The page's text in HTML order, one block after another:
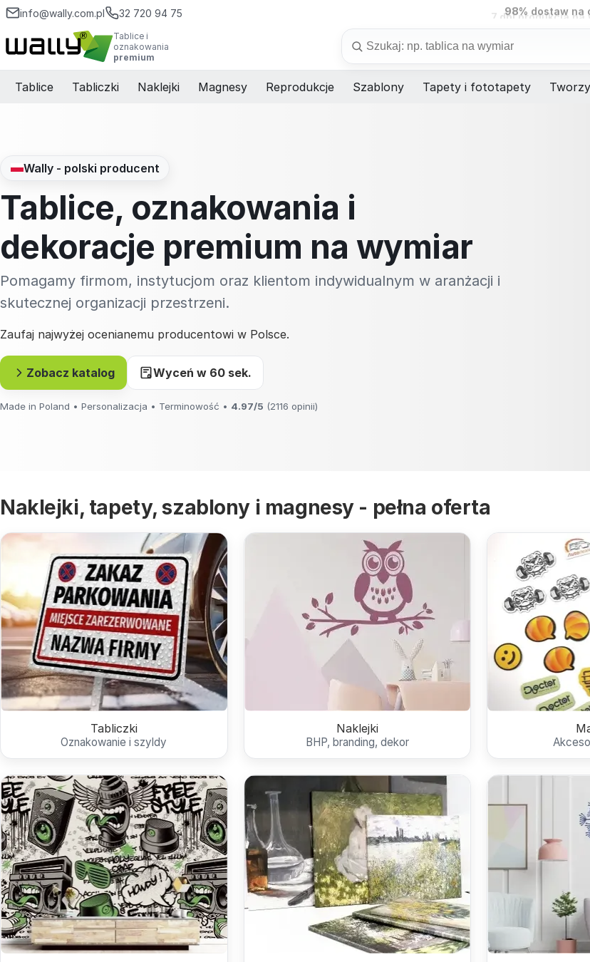
info@wally.com.pl 32 720 94 75 7 dniprodukcja na
Tablice i
oznakowania
premium
Tablice Tabliczki Naklejki Magnesy Reprodukcje Szablony Tapety i fototapety
Wally - polski producent
Tablice, oznakowania i
dekoracje premium na wymiar
Pomagamy firmom, instytucjom oraz klientom indywidualnym w aranżacji i
skutecznej organizacji przestrzeni.
Zaufaj najwyżej ocenianemu producentowi w Polsce.
Zobacz katalog Wyceń w 60 sek.
Made in Poland • Personalizacja • Terminowość • 4.97/5 (2116 opinii)
Naklejki, tapety, szablony i magnesy - pełna oferta
Tabliczki
Oznakowanie i szyldy
Naklejki
BHP, branding, dekor